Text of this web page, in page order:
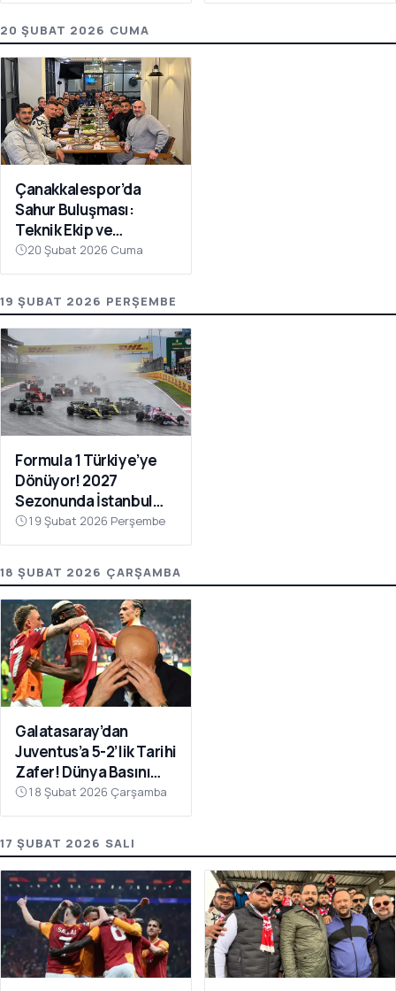
20 ŞUBAT 2026 CUMA
Çanakkalespor’da
Sahur Buluşması:
Teknik Ekip ve
Futbolcular Aynı
Sofrada
20 Şubat 2026 Cuma
19 ŞUBAT 2026 PERŞEMBE
Formula 1 Türkiye’ye
Dönüyor! 2027
Sezonunda İstanbul
Park Takvimde
19 Şubat 2026 Perşembe
18 ŞUBAT 2026 ÇARŞAMBA
Galatasaray’dan
Juventus’a 5-2’lik Tarihi
Zafer! Dünya Basını
Manşetlere Taşıdı
18 Şubat 2026 Çarşamba
17 ŞUBAT 2026 SALI